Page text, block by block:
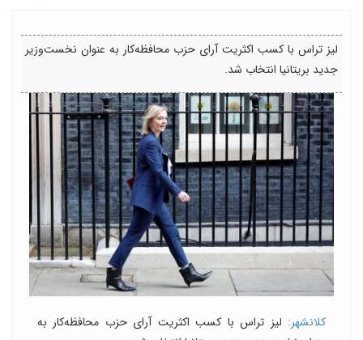
لیز تراس با کسب اکثریت آرای حزب محافظه‌کار به عنوان نخست‌وزیر
جدید بریتانیا انتخاب شد.
کلانشهر: لیز تراس با کسب اکثریت آرای حزب محافظه‌کار به